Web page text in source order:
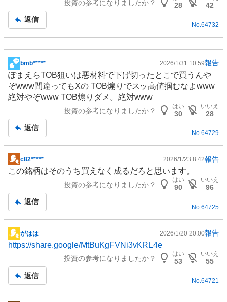
事
投資の参考になりましたか？ 28
42
返信
No. 64732
掲
示
板
記
bmb***** 2026/1/31 10:59報告
ぽまえらTOB狙いは悪材料で下げ切ったとこで買うんや
ぞwww間違ってもXの TOB煽りでスッ高値掴むなよwww
絶対やぞwww TOB煽りダメ。絶対www
投資の参考になりましたか？
はい
30
いいえ
28
返信
No.64729
掲
示
事
c82***** 2026/1/23 8:42報告
この銘柄はそのうち買えなく成るだろと思います。
投資の参考になりましたか？
はい
90
いいえ
96
返信
No. 64725
掲
示
事
がはは 2026/1/20 20:00報告
https://share.google/MtBuKgFVNi3vKRL4e
投資の参考になりましたか？
はい
53
いいえ
55
返信
No.64721